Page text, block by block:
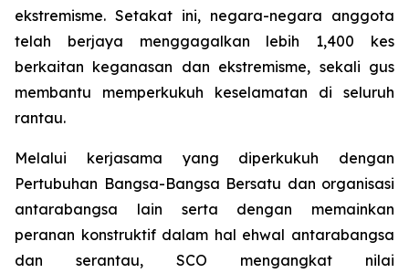
ekstremisme. Setakat ini, negara-negara anggota
telah berjaya menggagalkan lebih 1,400 kes
berkaitan keganasan dan ekstremisme, sekali gus
membantu memperkukuh keselamatan di seluruh
rantau.
Melalui kerjasama yang diperkukuh dengan
Pertubuhan Bangsa-Bangsa Bersatu dan organisasi
antarabangsa lain serta dengan memainkan
peranan konstruktif dalam hal ehwal antarabangsa
dan serantau, SCO mengangkat nilai